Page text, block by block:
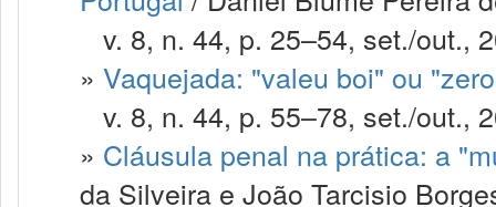
v. 8, n. 44, p. 25–54, set./out.,
» Vaquejada: "valeu boi" ou
v. 8, n. 44, p. 55–78, set./out.,
» Cláusula penal na prática: a
da Silveira e João Tarcisio